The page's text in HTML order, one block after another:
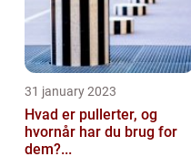
31 january 2023
Hvad er pullerter, og
hvornår har du brug for
dem?...